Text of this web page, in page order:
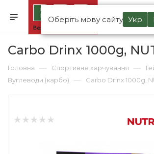
Оберіть мову сайту Укр
Carbo Drinx 1000g,
Головна — Спортивне харчування —
Вуглеводи (карбо) — Carbo Drinx 1000g,